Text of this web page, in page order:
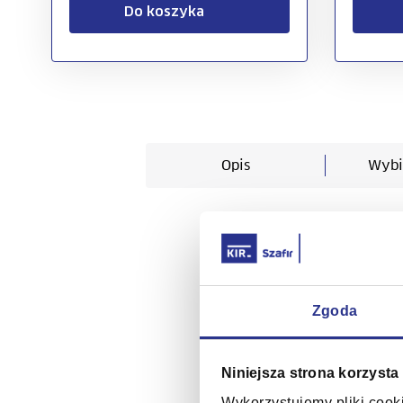
Zgoda
Niniejsza strona
Do koszyka
Opis
certyfikat do autoryzacji